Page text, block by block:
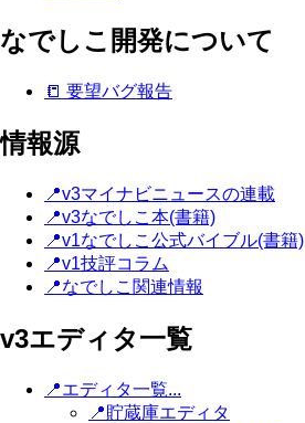
なでしこ開発について
📒 要望バグ報告
情報源
📍v3マイナビニュースの連載
📍v3なでしこ本(書籍)
📍v1なでしこ公式バイブル(書籍)
📍v1技評コラム
📍なでしこ関連情報
v3エディタ一覧
📍エディタ一覧...
📍貯蔵庫エディタ